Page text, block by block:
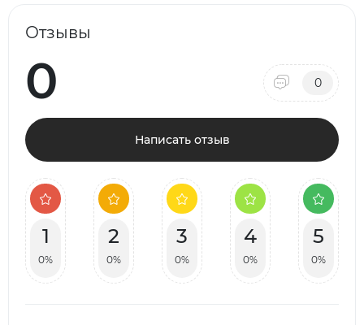
Отзывы
0 0
Написать отзыв
1
0%
2
0%
3
0%
4
0%
5
0%